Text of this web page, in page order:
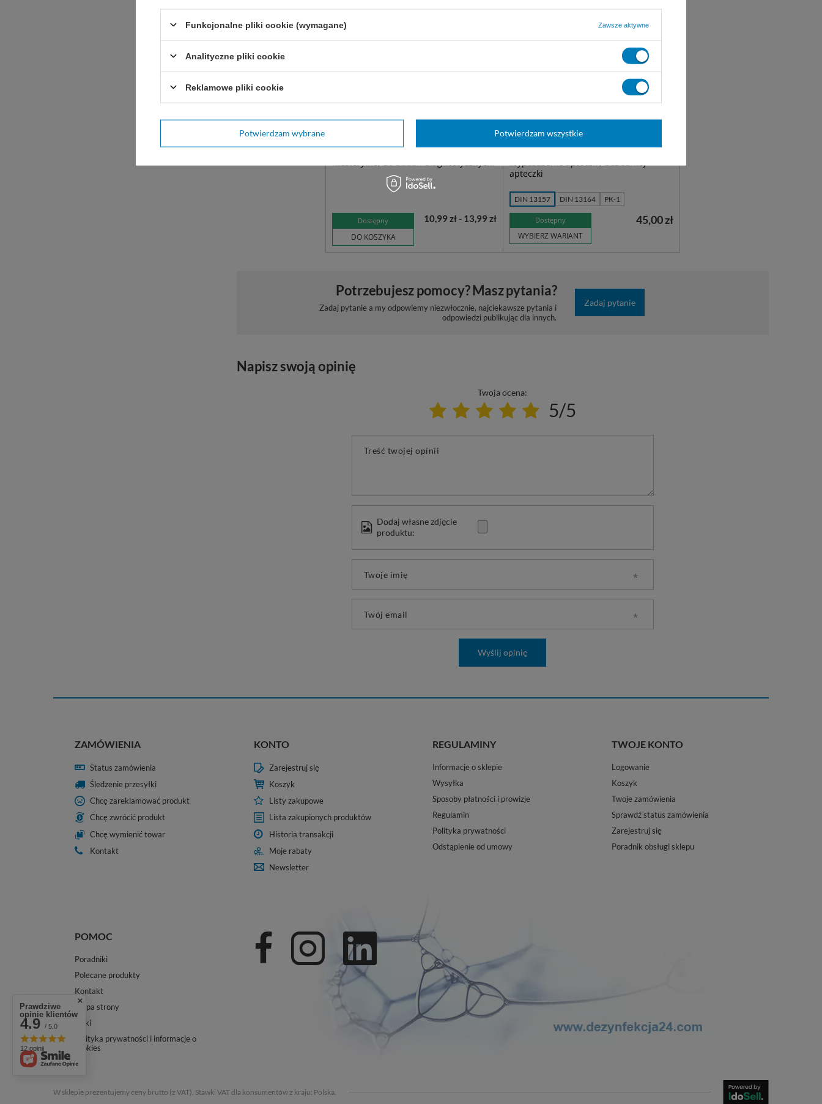
easyCARE rękawice nitrylowe
Dostępny
DO KOSZYKA
10,99 zł - 13,99 zł
Apteczka pierwszej pomocy -
wyposażenie + aparat do sztucznego
oddychania
apteczki
DIN 13157 DIN 13164 PK-1
Dostępny
WYBIERZ WARIANT
45,00 zł
Potrzebujesz pomocy? Masz pytania?
Zadaj pytanie a my odpowiemy niezwłocznie, najciekawsze pytania i
odpowiedzi publikując dla innych.
Zadaj pytanie
Napisz swoją opinię
Twoja ocena:
5/5
Treść twojej opinii
Dodaj własne zdjęcie
produktu:
Twoje imię
Twój email
Wyślij opinię
ZAMÓWIENIA
Status zamówienia
Śledzenie przesyłki
Chcę zareklamować produkt
Chcę zwrócić produkt
Chcę wymienić towar
Kontakt
KONTO
Zarejestruj się
Koszyk
Listy zakupowe
Lista zakupionych produktów
Historia transakcji
Moje rabaty
Newsletter
REGULAMINY
Informacje o sklepie
Wysyłka
Sposoby płatności i prowizje
Regulamin
Polityka prywatności
Odstąpienie od umowy
TWOJE KONTO
Logowanie
Koszyk
Twoje zamówienia
Sprawdź status zamówienia
Zarejestruj się
Poradnik obsługi sklepu
POMOC
Poradniki
Polecane produkty
Kontakt
Mapa strony
Linki
Polityka prywatności i informacje o
cookies
W sklepie prezentujemy ceny brutto (z VAT). Stawki VAT dla konsumentów z kraju: Polska.
Prawdziwe
opinie klientów
4.9 / 5.0
12 opinii
Funkcjonalne pliki cookie (wymagane) Zawsze aktywne
Analityczne pliki cookie
Reklamowe pliki cookie
Potwierdzam wybrane Potwierdzam wszystkie